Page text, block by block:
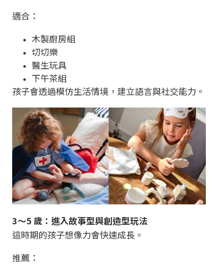
適合：
木製廚房組
切切樂
醫生玩具
下午茶組
孩子會透過模仿生活情境，建立語言與社交能力。
3～5 歲：進入故事型與創造型玩法
這時期的孩子想像力會快速成長。
推薦：